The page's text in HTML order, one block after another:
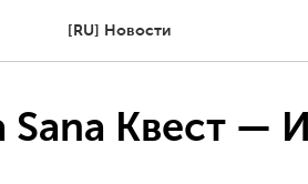
[RU] Новости
Sana Квест —